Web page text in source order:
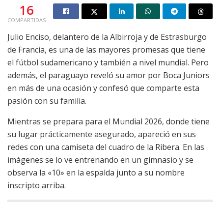
16
COMPARTIDAS
Julio Enciso, delantero de la Albirroja y de Estrasburgo
de Francia, es una de las mayores promesas que tiene
el fútbol sudamericano y también a nivel mundial. Pero
además, el paraguayo reveló su amor por Boca Juniors
en más de una ocasión y confesó que comparte esta
pasión con su familia.
Mientras se prepara para el Mundial 2026, donde tiene
su lugar prácticamente asegurado, apareció en sus
redes con una camiseta del cuadro de la Ribera. En las
imágenes se lo ve entrenando en un gimnasio y se
observa la «10» en la espalda junto a su nombre
inscripto arriba.